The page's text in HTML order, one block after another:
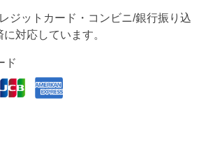
ジットカード・コンビニ/銀行振り込
対応しています。
ド